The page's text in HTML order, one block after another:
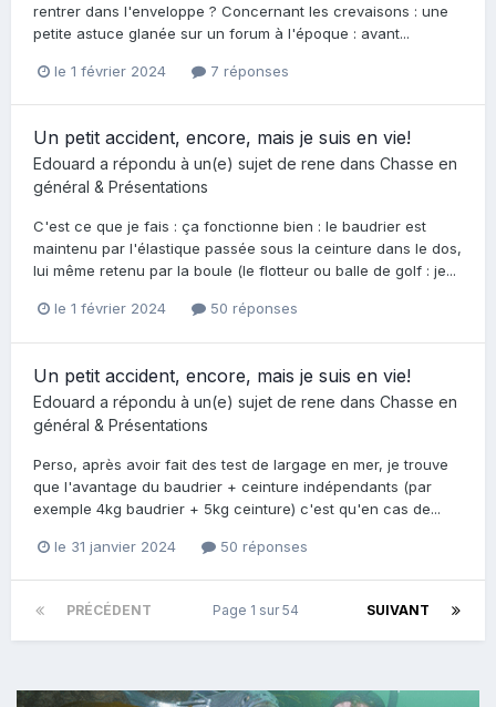
rentrer dans l'enveloppe ? Concernant les crevaisons : une
petite astuce glanée sur un forum à l'époque : avant...
le 1 février 2024 7 réponses
Un petit accident, encore, mais je suis en vie!
Edouard a répondu à un(e) sujet de rene dans Chasse en
général & Présentations
C'est ce que je fais : ça fonctionne bien : le baudrier est
maintenu par l'élastique passée sous la ceinture dans le dos,
lui même retenu par la boule (le flotteur ou balle de golf : je...
le 1 février 2024 50 réponses
Un petit accident, encore, mais je suis en vie!
Edouard a répondu à un(e) sujet de rene dans Chasse en
général & Présentations
Perso, après avoir fait des test de largage en mer, je trouve
que l'avantage du baudrier + ceinture indépendants (par
exemple 4kg baudrier + 5kg ceinture) c'est qu'en cas de...
le 31 janvier 2024 50 réponses
PRÉCÉDENT SUIVANT
Page 1 sur 54